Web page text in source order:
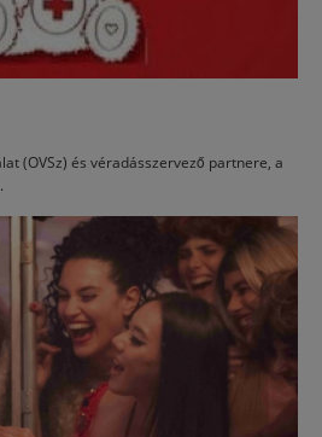
(OVSz) és véradásszervező partnere, a